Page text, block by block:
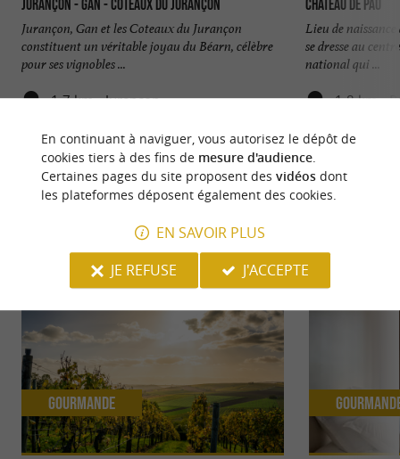
Jurançon - Gan - Coteaux du Jurançon
Jurançon, Gan et les Coteaux du Jurançon
constituent un véritable joyau du Béarn, célèbre
pour ses vignobles ...
1,7 km - Jurançon
Château de Pau
Lieu de
se dresse au
national qui ...
1,8 km -
NOUS AVONS TESTÉPOUR VOUS
Gourmande
En continuant à naviguer, vous autorisez le dépôt de
cookies tiers à des fins de mesure d'audience.
Certaines pages du site proposent des vidéosdont
les plateformes déposent également des cookies.
EN SAVOIR PLUS
JE REFUSE
J'ACCEPTE